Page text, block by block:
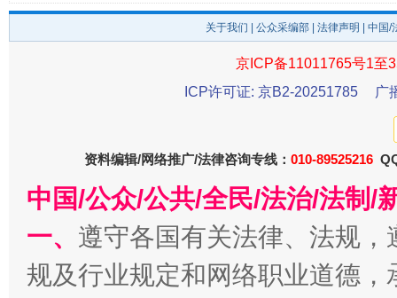
关于我们 公众采编部 法律声明 | 中国
京ICP备11011765号1至
ICP许可证: 京B2-20251785
广
资料编辑/网络推广/法律咨询专线： 010-89525216
中国/公众/公共/全民/法治/法制/
一、 遵守各国有关法律、法规
规及行业规定和网络职业道德